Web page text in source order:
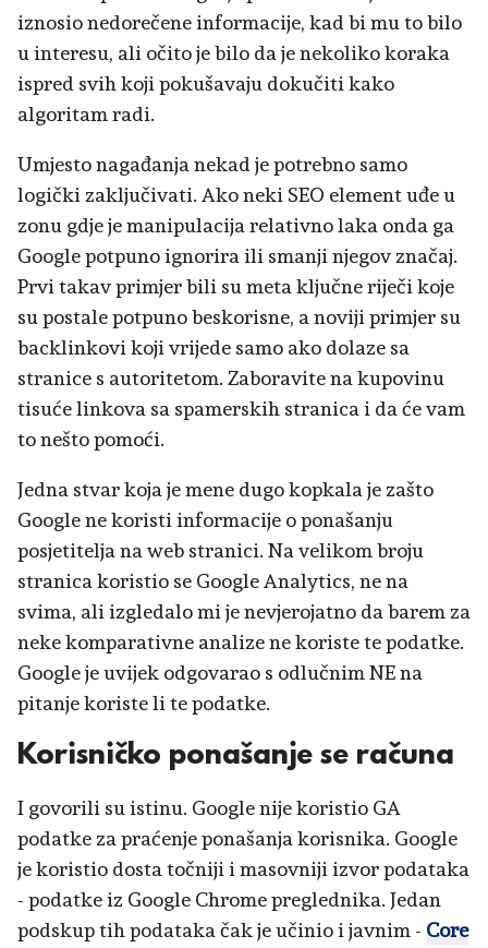
iznosio nedorečene informacije, kad bi mu to bilo
u interesu, ali očito je bilo da je nekoliko koraka
ispred svih koji pokušavaju dokučiti kako
algoritam radi.
Umjesto nagađanja nekad je potrebno samo
logički zaključivati. Ako neki SEO element uđe u
zonu gdje je manipulacija relativno laka onda ga
Google potpuno ignorira ili smanji njegov značaj.
Prvi takav primjer bili su meta ključne riječi koje
su postale potpuno beskorisne, a noviji primjer su
backlinkovi koji vrijede samo ako dolaze sa
stranice s autoritetom. Zaboravite na kupovinu
tisuće linkova sa spamerskih stranica i da će vam
to nešto pomoći.
Jedna stvar koja je mene dugo kopkala je zašto
Google ne koristi informacije o ponašanju
posjetitelja na web stranici. Na velikom broju
stranica koristio se Google Analytics, ne na
svima, ali izgledalo mi je nevjerojatno da barem za
neke komparativne analize ne koriste te podatke.
Google je uvijek odgovarao s odlučnim NE na
pitanje koriste li te podatke.
Korisničko ponašanje se računa
I govorili su istinu. Google nije koristio GA
podatke za praćenje ponašanja korisnika. Google
je koristio dosta točniji i masovniji izvor podataka
- podatke iz Google Chrome preglednika. Jedan
podskup tih podataka čak je učinio i javnim - Core